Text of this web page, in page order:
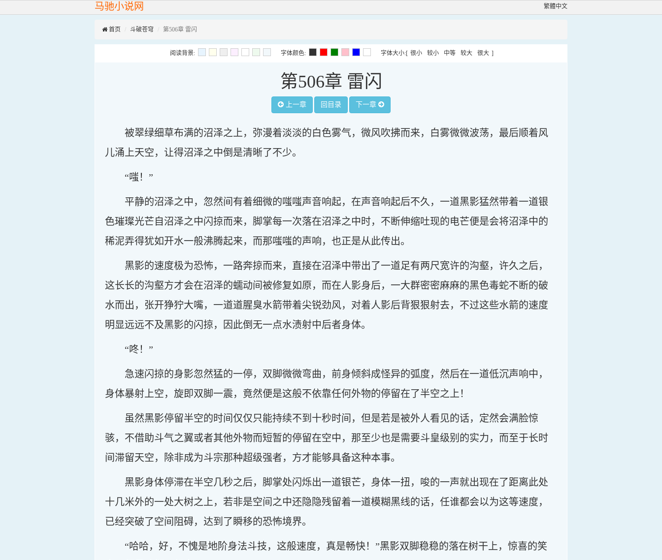
马驰小说网 繁體中文
首页 斗破苍穹 第506章 雷闪
阅读背景: 字体颜色: 字体大小:[ 很小 较小 中等 较大 很大 ]
第506章 雷闪
上一章 回目录 下一章
被翠绿细草布满的沼泽之上，弥漫着淡淡的白色雾气，微风吹拂而来，白雾微微波荡，最后顺着风
儿涌上天空，让得沼泽之中倒是清晰了不少。
“嗤！”
平静的沼泽之中，忽然间有着细微的嗤嗤声音响起，在声音响起后不久，一道黑影猛然带着一道银
色璀璨光芒自沼泽之中闪掠而来，脚掌每一次落在沼泽之中时，不断伸缩吐现的电芒便是会将沼泽中的
稀泥弄得犹如开水一般沸腾起来，而那嗤嗤的声响，也正是从此传出。
黑影的速度极为恐怖，一路奔掠而来，直接在沼泽中带出了一道足有两尺宽许的沟壑，许久之后，
这长长的沟壑方才会在沼泽的蠕动间被修复如原，而在人影身后，一大群密密麻麻的黑色毒蛇不断的破
水而出，张开狰狞大嘴，一道道腥臭水箭带着尖锐劲风，对着人影后背狠狠射去，不过这些水箭的速度
明显远远不及黑影的闪掠，因此倒无一点水渍射中后者身体。
“咚！”
急速闪掠的身影忽然猛的一停，双脚微微弯曲，前身倾斜成怪异的弧度，然后在一道低沉声响中，
身体暴射上空，旋即双脚一震，竟然便是这般不依靠任何外物的停留在了半空之上！
虽然黑影停留半空的时间仅仅只能持续不到十秒时间，但是若是被外人看见的话，定然会满脸惊
骇，不借助斗气之翼或者其他外物而短暂的停留在空中，那至少也是需要斗皇级别的实力，而至于长时
间滞留天空，除非成为斗宗那种超级强者，方才能够具备这种本事。
黑影身体停滞在半空几秒之后，脚掌处闪烁出一道银芒，身体一扭，唆的一声就出现在了距离此处
十几米外的一处大树之上，若非是空间之中还隐隐残留着一道模糊黑线的话，任谁都会以为这等速度，
已经突破了空间阻碍，达到了瞬移的恐怖境界。
“哈哈，好，不愧是地阶身法斗技，这般速度，真是畅快！”黑影双脚稳稳的落在树干上，惊喜的笑